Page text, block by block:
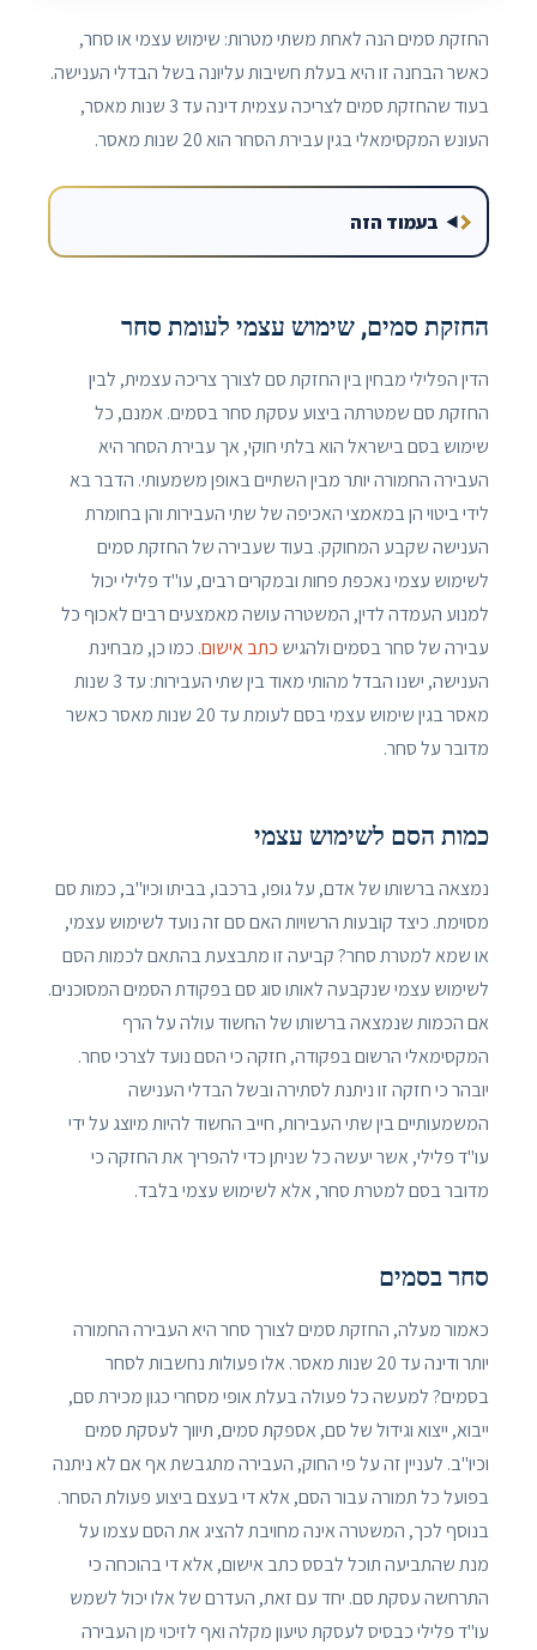
החזקת סמים הנה לאחת משתי מטרות: שימוש עצמי או סחר,
כאשר הבחנה זו היא בעלת חשיבות עליונה בשל הבדלי הענישה.
בעוד שהחזקת סמים לצריכה עצמית דינה עד 3 שנות מאסר,
העונש המקסימאלי בגין עבירת הסחר הוא 20 שנות מאסר.
בעמוד הזה
החזקת סמים, שימוש עצמי לעומת סחר
הדין הפלילי מבחין בין החזקת סם לצורך צריכה עצמית, לבין
החזקת סם שמטרתה ביצוע עסקת סחר בסמים. אמנם, כל
שימוש בסם בישראל הוא בלתי חוקי, אך עבירת הסחר היא
העבירה החמורה יותר מבין השתיים באופן משמעותי. הדבר בא
לידי ביטוי הן במאמצי האכיפה של שתי העבירות והן בחומרת
הענישה שקבע המחוקק. בעוד שעבירה של החזקת סמים
לשימוש עצמי נאכפת פחות ובמקרים רבים, עו"ד פלילי יכול
למנוע העמדה לדין, המשטרה עושה מאמצעים רבים לאכוף כל
עבירה של סחר בסמים ולהגיש כתב אישום. כמו כן, מבחינת
הענישה, ישנו הבדל מהותי מאוד בין שתי העבירות: עד 3 שנות
מאסר בגין שימוש עצמי בסם לעומת עד 20 שנות מאסר כאשר
מדובר על סחר.
כמות הסם לשימוש עצמי
נמצאה ברשותו של אדם, על גופו, ברכבו, בביתו וכיו"ב, כמות סם
מסוימת. כיצד קובעות הרשויות האם סם זה נועד לשימוש עצמי,
או שמא למטרת סחר? קביעה זו מתבצעת בהתאם לכמות הסם
לשימוש עצמי שנקבעה לאותו סוג סם בפקודת הסמים המסוכנים.
אם הכמות שנמצאה ברשותו של החשוד עולה על הרף
המקסימאלי הרשום בפקודה, חזקה כי הסם נועד לצרכי סחר.
יובהר כי חזקה זו ניתנת לסתירה ובשל הבדלי הענישה
המשמעותיים בין שתי העבירות, חייב החשוד להיות מיוצג על ידי
עו"ד פלילי, אשר יעשה כל שניתן כדי להפריך את החזקה כי
מדובר בסם למטרת סחר, אלא לשימוש עצמי בלבד.
סחר בסמים
כאמור מעלה, החזקת סמים לצורך סחר היא העבירה החמורה
יותר ודינה עד 20 שנות מאסר. אלו פעולות נחשבות לסחר
בסמים? למעשה כל פעולה בעלת אופי מסחרי כגון מכירת סם,
ייבוא, ייצוא וגידול של סם, אספקת סמים, תיווך לעסקת סמים
וכיו"ב. לעניין זה על פי החוק, העבירה מתגבשת אף אם לא ניתנה
בפועל כל תמורה עבור הסם, אלא די בעצם ביצוע פעולת הסחר.
בנוסף לכך, המשטרה אינה מחויבת להציג את הסם עצמו על
מנת שהתביעה תוכל לבסס כתב אישום, אלא די בהוכחה כי
התרחשה עסקת סם. יחד עם זאת, העדרם של אלו יכול לשמש
עו"ד פלילי כבסיס לעסקת טיעון מקלה ואף לזיכוי מן העבירה